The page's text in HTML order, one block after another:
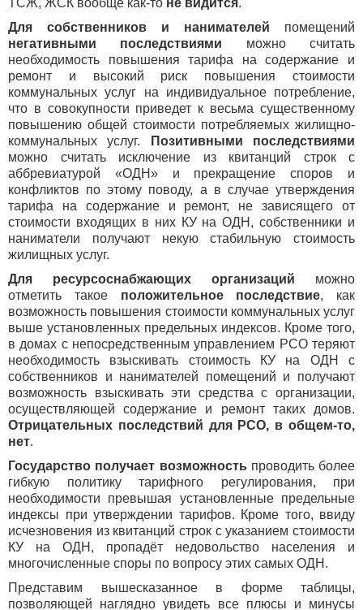
Для собственников и нанимателей помещений
негативными последствиями можно считать
необходимость повышения тарифа на содержание и
ремонт и высокий риск повышения стоимости
коммунальных услуг на индивидуальное потребление,
что в совокупности приведет к весьма существенному
повышению общей стоимости потребляемых жилищно-
коммунальных услуг.
Позитивными последствиями
можно считать исключение из квитанций строк с
аббревиатурой «ОДН» и прекращение споров и
конфликтов по этому поводу, а в случае утверждения
тарифа на содержание и ремонт, не зависящего от
стоимости входящих в них КУ на ОДН, собственники и
наниматели получают некую стабильную стоимость
жилищных услуг.
Для ресурсоснабжающих организаций можно
отметить такое положительное последствие, как
возможность повышения стоимости коммунальных услуг
выше установленных предельных индексов. Кроме того,
в домах с непосредственным управлением РСО теряют
необходимость взыскивать стоимость КУ на ОДН с
собственников и нанимателей помещений и получают
возможность взыскивать эти средства с организации,
осуществляющей содержание и ремонт таких домов.
Отрицательных последствий для РСО, в общем-то,
нет.
Государство получает возможностьпроводить более
гибкую политику тарифного регулирования, при
необходимости превышая установленные предельные
индексы при утверждении тарифов. Кроме того, ввиду
исчезновения из квитанций строк с указанием стоимости
КУ на ОДН, пропадёт недовольство населения и
многочисленные споры по вопросу этих самых ОДН.
Представим вышесказанное в форме таблицы,
позволяющей наглядно увидеть все плюсы и минусы